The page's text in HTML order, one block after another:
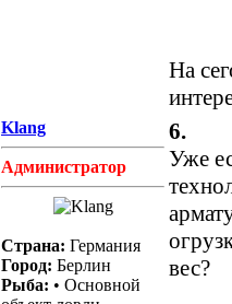
На
Klang
Администратор
Страна: Германия
Город: Берлин
Рыба: • Основной
6.
Уже
вес?